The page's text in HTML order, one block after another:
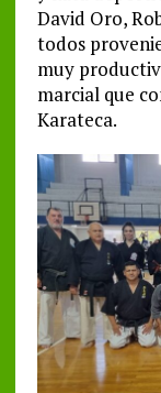
David Oro,
todos
muy
marcial que
Karateca.